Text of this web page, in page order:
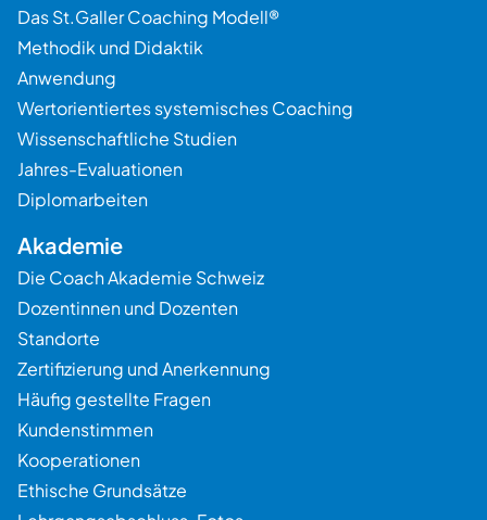
Das St.Galler Coaching Modell®
Methodik und Didaktik
Anwendung
Wertorientiertes systemisches Coaching
Wissenschaftliche Studien
Jahres-Evaluationen
Diplomarbeiten
Akademie
Die Coach Akademie Schweiz
Dozentinnen und Dozenten
Standorte
Zertifizierung und Anerkennung
Häufig gestellte Fragen
Kundenstimmen
Kooperationen
Ethische Grundsätze